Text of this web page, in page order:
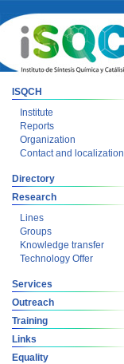
ISQCH
Institute
Reports
Organization
Contact and localization
Directory
Research
Lines
Groups
Knowledge transfer
Technology Offer
Services
Outreach
Training
Links
Equality